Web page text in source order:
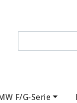
F/G-Serie